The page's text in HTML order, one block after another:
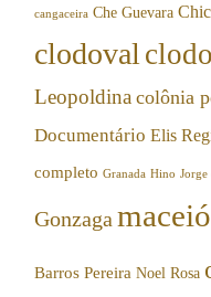
cangaceira Che Guevara
clodoval
Leopoldina colônia
Documentário Elis
completo Granada Hino
Gonzaga maceió
Barros Pereira Noel Rosa